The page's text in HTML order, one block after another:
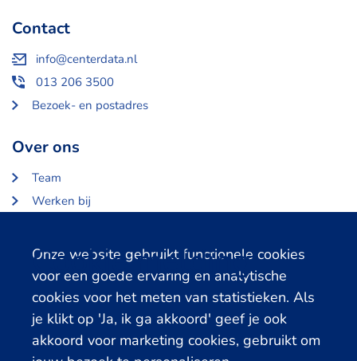
Cookie melding
Onze website gebruikt functionele cookies
voor een goede ervaring en analytische
cookies voor het meten van statistieken. Als
je klikt op 'Ja, ik ga akkoord' geef je ook
akkoord voor marketing cookies, gebruikt om
Contact
info@centerdata.nl
013 206 3500
Bezoek- en postadres
Over ons
Team
Werken bij
Partners en opdrachtgevers
Gerelateerde databanken
LISS Data Archive
SHARE Data Access